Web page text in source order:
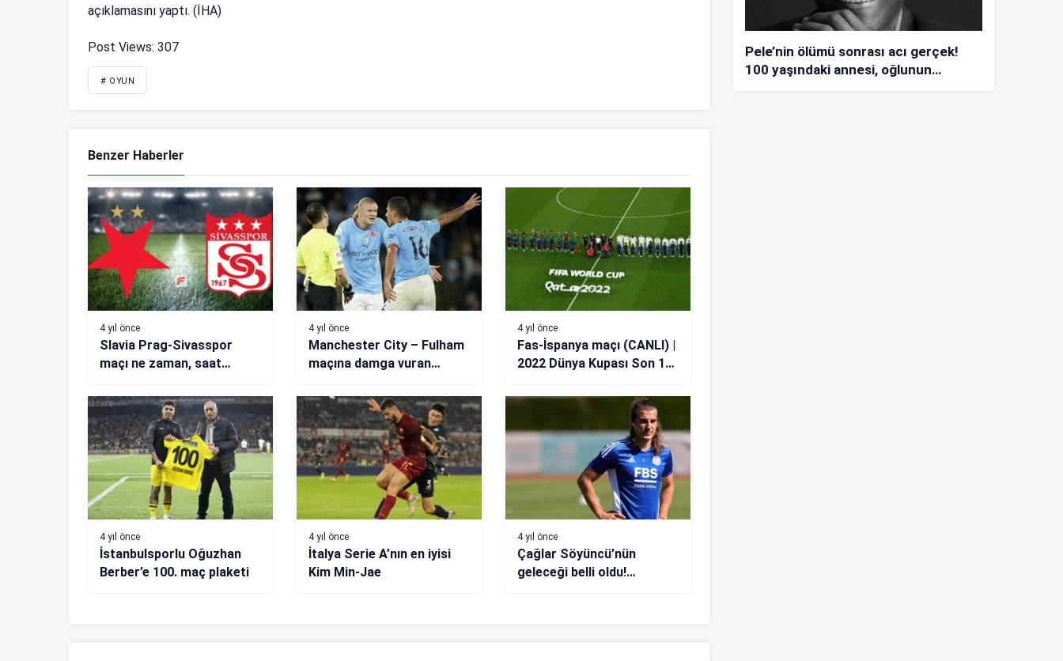
açıklamasını yaptı. (İHA)
Post Views: 307
# OYUN
Benzer Haberler
4 yıl önce
Slavia Prag-Sivasspor
maçı ne zaman, saat
(Muhtemel 11’ler)
4 yıl önce
Manchester City – Fulham
maçına damga vuran
4 yıl önce
Fas-İspanya maçı (CANLI) |
2022 Dünya Kupası Son 16
4 yıl önce
İstanbulsporlu Oğuzhan
Berber’e 100. maç plaketi
4 yıl önce
İtalya Serie A’nın en iyisi
Kim Min-Jae
4 yıl önce
Çağlar Söyüncü’nün
geleceği belli oldu!
Pele’nin ölümü sonrası acı gerçek!
100 yaşındaki annesi, oğlunun